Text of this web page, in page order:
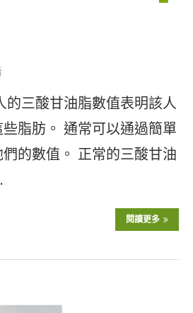
的三酸甘油脂數值表明該人
脂肪。 通常可以通過簡單
的數值。 正常的三酸甘油
閱讀更多